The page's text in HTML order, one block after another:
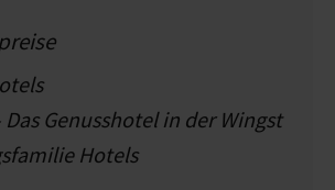
Das Genusshotel in der Wingst
Hotels